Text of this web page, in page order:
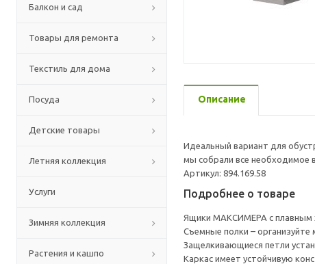
Балкон и сад
Товары для ремонта
Текстиль для дома
Посуда
Детские товары
Летняя коллекция
Услуги
Зимняя коллекция
Растения и кашпо
Описание
Идеальный вариант для
мы собрали все необходимое
Артикул: 894.169.58
Подробнее о товаре
Ящики МАКСИМЕРА с плавным
Съемные полки –
Защелкивающиеся петли
Каркас имеет устойчивую